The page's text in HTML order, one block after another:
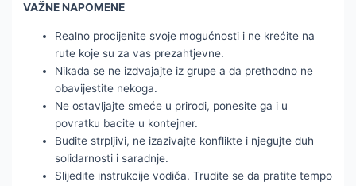
VAŽNE NAPOMENE
Realno procijenite svoje mogućnosti i ne krećite na
rute koje su za vas prezahtjevne.
Nikada se ne izdvajajte iz grupe a da prethodno ne
obavijestite nekoga.
Ne ostavljajte smeće u prirodi, ponesite ga i u
povratku bacite u kontejner.
Budite strpljivi, ne izazivajte konflikte i njegujte duh
solidarnosti i saradnje.
Slijedite instrukcije vodiča. Trudite se da pratite tempo